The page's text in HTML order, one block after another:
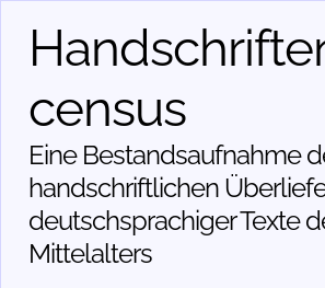
census
Eine Bestandsaufnahme
handschriftlichen
deutschsprachiger Texte
Mittelalters